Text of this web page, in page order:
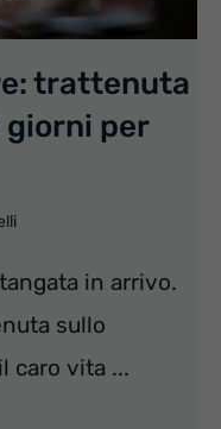
trattenuta
giorni per
in arrivo.
sullo
caro vita ...